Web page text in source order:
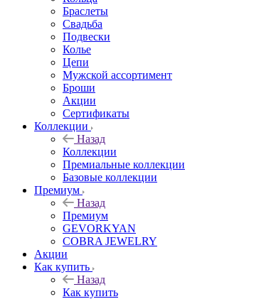
Браслеты
Свадьба
Подвески
Колье
Цепи
Мужской ассортимент
Броши
Акции
Сертификаты
Коллекции
Назад
Коллекции
Премиальные коллекции
Базовые коллекции
Премиум
Назад
Премиум
GEVORKYAN
COBRA JEWELRY
Акции
Как купить
Назад
Как купить